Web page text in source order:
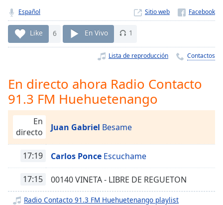
behind
live LIVE
Remaining
Time-
Playback
Rate
Chapters
Chapters
descriptions
off,
selected
Español Sitio web
Like 6 En Vivo 1
Lista de reproducción Contactos
En directo ahora Radio Contacto
91.3 FM Huehuetenango
En
directo
Juan Gabriel Besame
17:19 Carlos Ponce Escuchame
17:15 00140 VINETA - LIBRE DE REGUETON
Radio Contacto 91.3 FM Huehuetenango playlist